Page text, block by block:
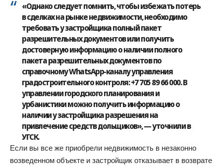
«Однако следует помнить, чтобы избежать потерь
в сделках на рынке недвижимости, необходимо
требовать у застройщика полный пакет
разрешительных документов или получить
достоверную информацию о наличии полного
пакета разрешительных документов по
справочному WhatsApp-каналу управления
градостроительного контроля: +7 705 89 66 000. В
управлении городского планирования и
урбанистики можно получить информацию о
наличии у застройщика разрешения на
привлечение средств дольщиков», — уточнили в
УГСК.
Если вы все же приобрели недвижимость в незаконно
возведенном объекте и застройщик отказывает в возврате